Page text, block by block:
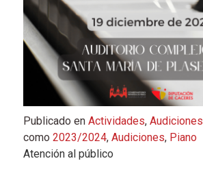
Publicado en Actividades, Audiciones
como 2023/2024, Audiciones, Piano
Atención al público